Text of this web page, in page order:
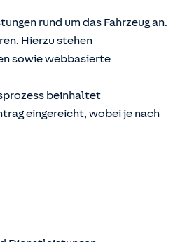
rund um das Fahrzeug an.
Hierzu stehen
sowie webbasierte
beinhaltet
eingereicht, wobei je nach